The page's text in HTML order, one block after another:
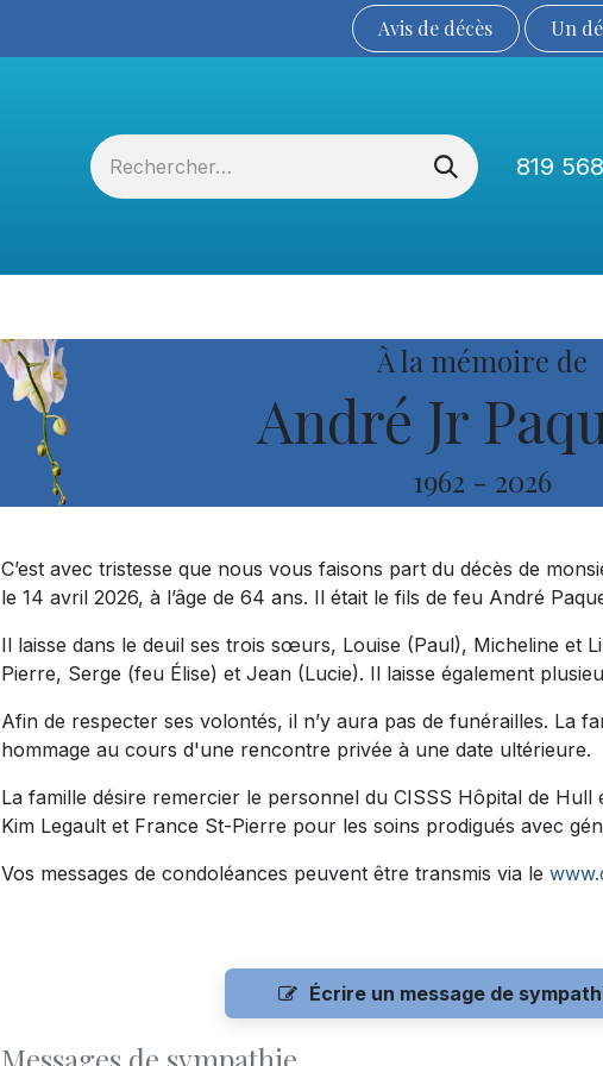
Avis de décès Un
819
À la mémoire de
André Jr
1962 - 2026
C’est avec tristesse que nous vous faisons part du décès de
le 14 avril 2026, à l’âge de 64 ans. Il était le fils de feu André
Il laisse dans le deuil ses trois sœurs, Louise (Paul), Micheline et
Pierre, Serge (feu Élise) et Jean (Lucie). Il laisse également
Afin de respecter ses volontés, il n’y aura pas de funérailles. La
hommage au cours d'une rencontre privée à une date ultérieure.
La famille désire remercier le personnel du CISSS Hôpital de Hull
Kim Legault et France St-Pierre pour les soins prodigués avec
Vos messages de condoléances peuvent être transmis via le
Écrire un message de